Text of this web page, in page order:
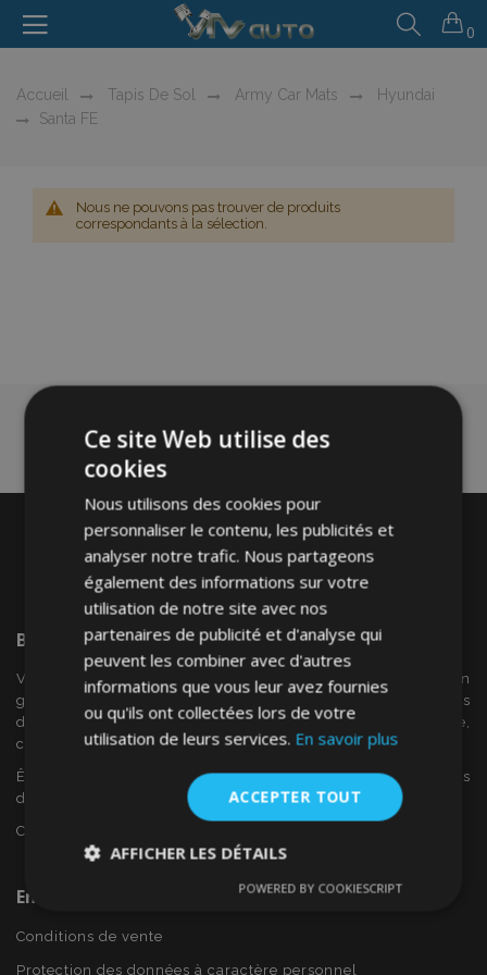
0
Accueil Tapis De Sol Army Car Mats
Hyundai
Santa FE
Nous ne pouvons pas trouver de produits
correspondants à la sélection.
Bienvenue SurVTVAuto
VTV voiture est un détaillant européen et fournisseur en
gros d'accessoires automobiles tels que:. les enjoliveurs, les
déflecteurs de vent, housses de siège, tapis de voiture,
couvertures de chrome et cadres ...
Êtes-vous intéressé par dropshipping ou voulez-vous
devenir notre partenaire?
Contactez-nous dès aujourd'hui!
En Savoir Plus Sur VTVAuto
Conditions de vente
Protection des données à caractère personnel
Ce site Web utilise des
cookies
Nous utilisons des cookies pour
personnaliser le contenu, les publicités et
analyser notre trafic. Nous partageons
également des informations sur votre
utilisation de notre site avec nos
partenaires de publicité et d'analyse qui
peuvent les combiner avec d'autres
informations que vous leur avez fournies
ou qu'ils ont collectées lors de votre
utilisation de leurs services. En savoir plus
ACCEPTER TOUT
AFFICHER LES DÉTAILS
Performance Ciblage
POWERED BY COOKIESCRIPT